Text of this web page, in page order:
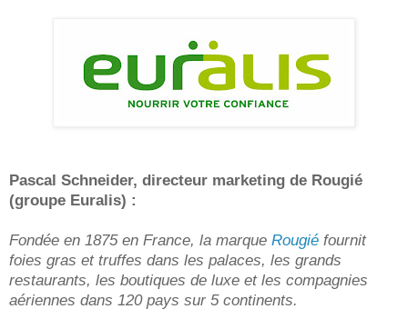
Pascal Schneider, directeur marketing de Rougié
(groupe Euralis) :
Fondée en 1875 en France, la marque Rougié fournit
foies gras et truffes dans les palaces, les grands
restaurants, les boutiques de luxe et les compagnies
aériennes dans 120 pays sur 5 continents.